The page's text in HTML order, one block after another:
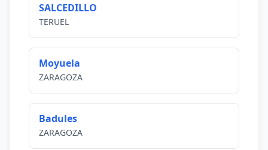
SALCEDILLO
TERUEL
Moyuela
ZARAGOZA
Badules
ZARAGOZA